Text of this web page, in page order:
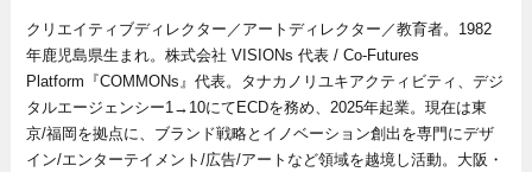
クリエイティブディレクター／アートディレクター／教育者。1982
年鹿児島県生まれ。株式会社 VISIONs 代表 / Co-Futures
Platform『COMMONs』代表。タナカノリユキアクティビティ、デジ
タルエージェンシー1→10にてECDを務め、2025年起業。現在は東
京/福岡を拠点に、ブランド戦略とイノベーション創出を専門にデザ
イン/エンターテイメント/広告/アートなど領域を越境し活動。大阪・